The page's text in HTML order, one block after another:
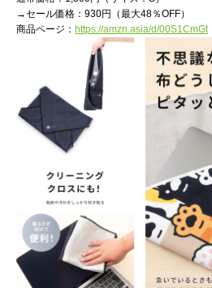
→セール価格：930円（最大48％OFF）
商品ページ： https://amzn.asia/d/00S1CmGt